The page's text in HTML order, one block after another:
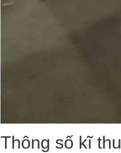
Thông số kĩ